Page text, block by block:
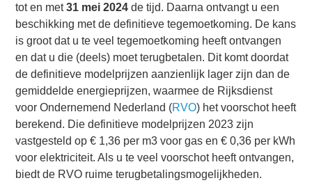
tot en met31 mei 2024 de tijd. Daarna ontvangt u een
beschikking met de definitieve tegemoetkoming. De kans
is groot dat u te veel tegemoetkoming heeft ontvangen
en dat u die (deels) moet terugbetalen. Dit komt doordat
de definitieve modelprijzen aanzienlijk lager zijn dan de
gemiddelde energieprijzen, waarmee de Rijksdienst
voor Ondernemend Nederland (RVO) het voorschot heeft
berekend. Die definitieve modelprijzen 2023 zijn
vastgesteld op € 1,36 per m3 voor gas en € 0,36 per kWh
voor elektriciteit. Als u te veel voorschot heeft ontvangen,
biedt de RVO ruime terugbetalingsmogelijkheden.